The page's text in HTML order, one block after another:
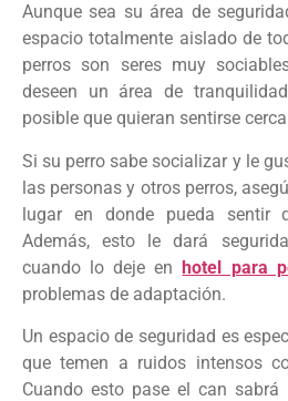
Aunque sea su área de
espacio totalmente aislado de
perros son seres muy
deseen un área de
posible que quieran sentirse
Si su perro sabe socializar y le
las personas y otros perros,
lugar en donde pueda sentir
Además, esto le dará
cuando lo deje enhotel para
problemas de adaptación.
Un espacio de seguridad es
que temen a ruidos intensos
Cuando esto pase el can